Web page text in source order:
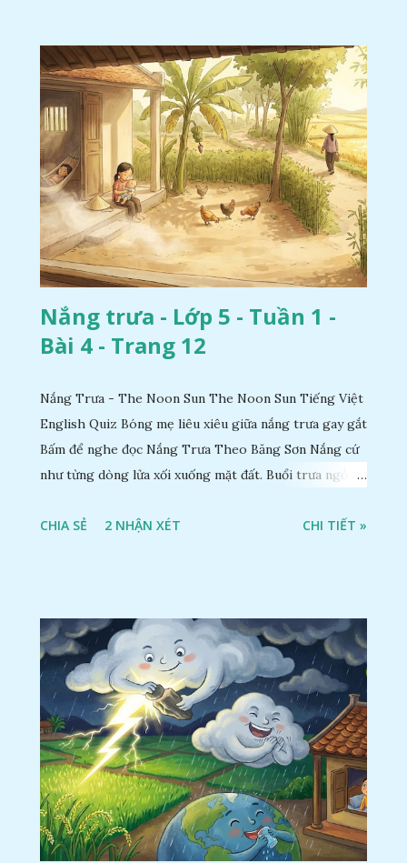
Nắng trưa - Lớp 5 - Tuần 1 -
Bài 4 - Trang 12
Nắng Trưa - The Noon Sun The Noon Sun Tiếng Việt
English Quiz Bóng mẹ liêu xiêu giữa nắng trưa gay gắt
Bấm để nghe đọc Nắng Trưa Theo Băng Sơn Nắng cứ
như từng dòng lửa xối xuống mặt đất. Buổi trưa ngồi
CHIA SẺ 2 NHẬN XÉT CHI TIẾT »